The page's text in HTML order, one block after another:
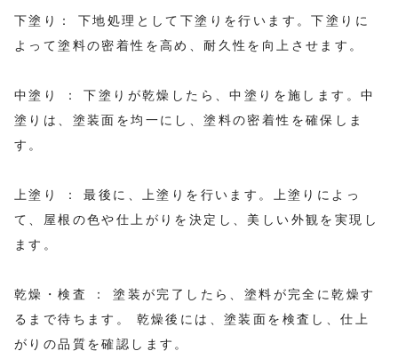
下塗り： 下地処理として下塗りを行います。下塗りに
よって塗料の密着性を高め、耐久性を向上させます。
中塗り ： 下塗りが乾燥したら、中塗りを施します。中
塗りは、塗装面を均一にし、塗料の密着性を確保しま
す。
上塗り ： 最後に、上塗りを行います。上塗りによっ
て、屋根の色や仕上がりを決定し、美しい外観を実現し
ます。
乾燥・検査 ： 塗装が完了したら、塗料が完全に乾燥す
るまで待ちます。 乾燥後には、塗装面を検査し、仕上
がりの品質を確認します。